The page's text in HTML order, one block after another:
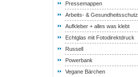
Pressemappen
Arbeits- & Gesundheitsschutz
Aufkleber + alles was klebt
Echtglas mit Fotodirektdruck
Russell
Powerbank
Vegane Bärchen